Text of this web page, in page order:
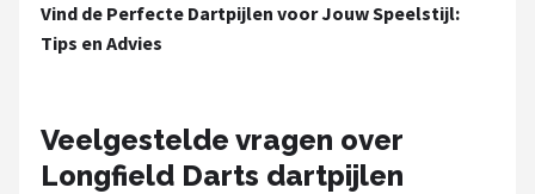
Alle merken →
Vind de Perfecte Dartpijlen voor Jouw Speelstijl:
Tips en Advies
Veelgestelde vragen over
Longfield Darts dartpijlen